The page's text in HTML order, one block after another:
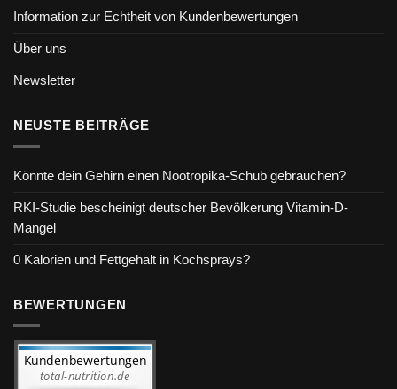
Information zur Echtheit von Kundenbewertungen
Über uns
Newsletter
NEUSTE BEITRÄGE
Könnte dein Gehirn einen Nootropika-Schub gebrauchen?
RKI-Studie bescheinigt deutscher Bevölkerung Vitamin-D-
Mangel
0 Kalorien und Fettgehalt in Kochsprays?
BEWERTUNGEN